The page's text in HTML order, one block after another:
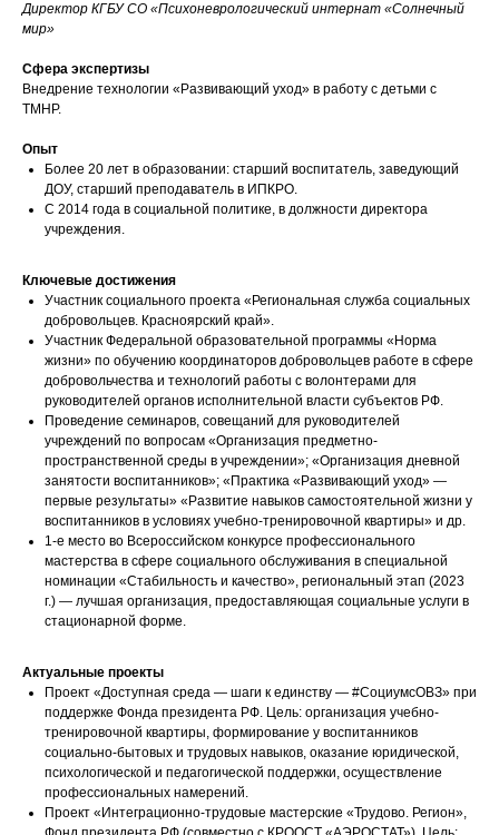
Директор КГБУ СО «Психоневрологический интернат «Солнечный
мир»
Сфера экспертизы
Внедрение технологии «Развивающий уход» в работу с детьми с
ТМНР.
Опыт
Более 20 лет в образовании: старший воспитатель, заведующий
ДОУ, старший преподаватель в ИПКРО.
С 2014 года в социальной политике, в должности директора
учреждения.
Ключевые достижения
Участник социального проекта «Региональная служба социальных
добровольцев. Красноярский край».
Участник Федеральной образовательной программы «Норма
жизни» по обучению координаторов добровольцев работе в сфере
добровольчества и технологий работы с волонтерами для
руководителей органов исполнительной власти субъектов РФ.
Проведение семинаров, совещаний для руководителей
учреждений по вопросам «Организация предметно-
пространственной среды в учреждении»; «Организация дневной
занятости воспитанников»; «Практика «Развивающий уход» —
первые результаты» «Развитие навыков самостоятельной жизни у
воспитанников в условиях учебно-тренировочной квартиры» и др.
1-е место во Всероссийском конкурсе профессионального
мастерства в сфере социального обслуживания в специальной
номинации «Стабильность и качество», региональный этап (2023
г.) — лучшая организация, предоставляющая социальные услуги в
стационарной форме.
Актуальные проекты
Проект «Доступная среда — шаги к единству — #СоциумсОВЗ» при
поддержке Фонда президента РФ. Цель: организация учебно-
тренировочной квартиры, формирование у воспитанников
социально-бытовых и трудовых навыков, оказание юридической,
психологической и педагогической поддержки, осуществление
профессиональных намерений.
Проект «Интеграционно-трудовые мастерские «Трудово. Регион»,